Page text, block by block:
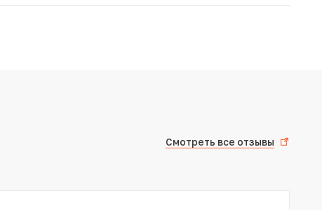
Смотреть все отзывы